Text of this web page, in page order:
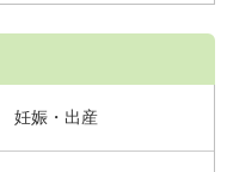
妊娠・出産